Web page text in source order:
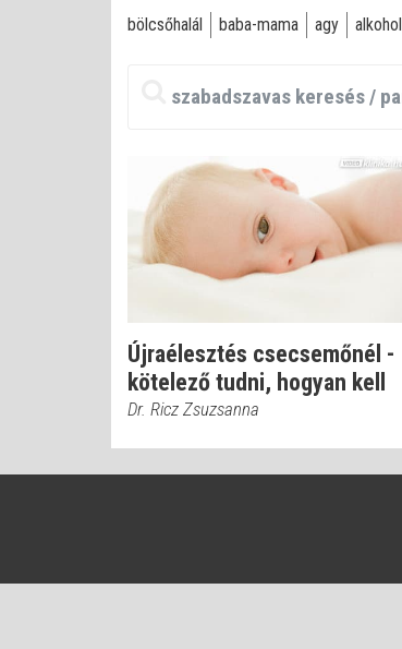
bölcsőhalál baba-mama agy alkohol
Újraélesztés csecsemőnél -
kötelező tudni, hogyan kell
Dr. Ricz Zsuzsanna